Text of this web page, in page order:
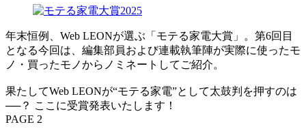
年末恒例、Web LEONが選ぶ「モテる家電大賞」。第6回目
となる今回は、編集部員および連載執筆陣が実際に使ったモ
ノ・買ったモノからノミネートしてご紹介。
果たしてWeb LEONが“モテる家電”として太鼓判を押すのは
──？ ここに受賞発表いたします！
PAGE 2